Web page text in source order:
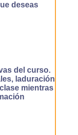
deseas
del curso.
laduración
mientras